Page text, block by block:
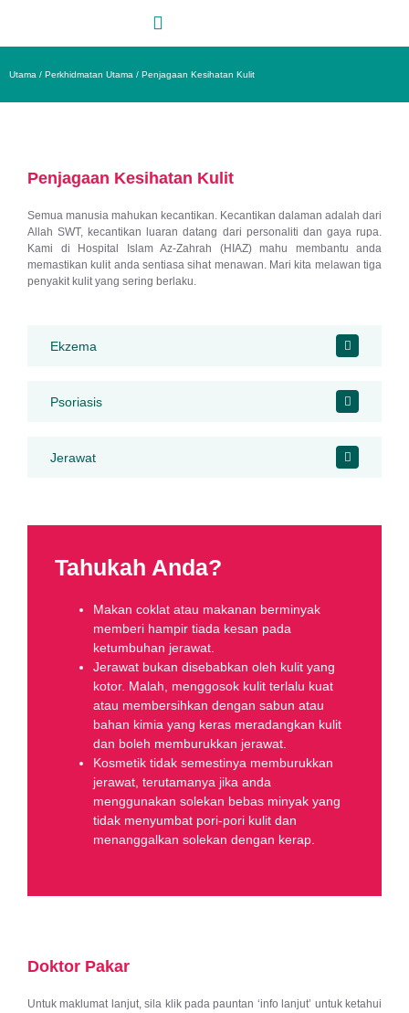
content
Utama / Perkhidmatan Utama / Penjagaan Kesihatan Kulit
Penjagaan Kesihatan Kulit
Semua manusia mahukan kecantikan. Kecantikan dalaman adalah dari
Allah SWT, kecantikan luaran datang dari personaliti dan gaya rupa.
Kami di Hospital Islam Az-Zahrah (HIAZ) mahu membantu anda
memastikan kulit anda sentiasa sihat menawan. Mari kita melawan tiga
penyakit kulit yang sering berlaku.
Ekzema
Psoriasis
Jerawat
Tahukah Anda?
Makan coklat atau makanan berminyak
memberi hampir tiada kesan pada
ketumbuhan jerawat.
Jerawat bukan disebabkan oleh kulit yang
kotor. Malah, menggosok kulit terlalu kuat
atau membersihkan dengan sabun atau
bahan kimia yang keras meradangkan kulit
dan boleh memburukkan jerawat.
Kosmetik tidak semestinya memburukkan
jerawat, terutamanya jika anda
menggunakan solekan bebas minyak yang
tidak menyumbat pori-pori kulit dan
menanggalkan solekan dengan kerap.
Doktor Pakar
Untuk maklumat lanjut, sila klik pada pauntan ‘info lanjut’ untuk ketahui